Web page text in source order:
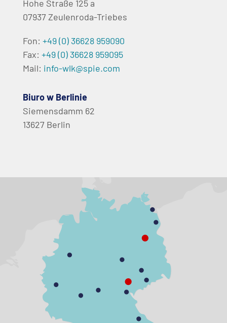
Hohe Straße 125 a
07937 Zeulenroda-Triebes
Biuro w Berlinie
Siemensdamm 62
13627 Berlin
Fon: +49 (0) 36628 959090
Fax: +49 (0) 36628 959095
Mail: info-wlk@spie.com